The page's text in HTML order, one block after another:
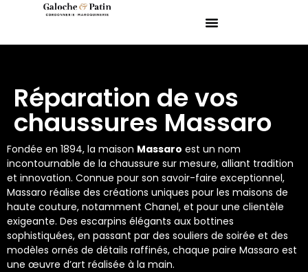
Réparation de vos
chaussures Massaro
Fondée en 1894, la maison Massaro est un nom
incontournable de la chaussure sur mesure, alliant tradition
et innovation. Connue pour son savoir-faire exceptionnel,
Massaro réalise des créations uniques pour les maisons de
haute couture, notamment Chanel, et pour une clientèle
exigeante. Des escarpins élégants aux bottines
sophistiquées, en passant par des souliers de soirée et des
modèles ornés de détails raffinés, chaque paire Massaro est
une œuvre d’art réalisée à la main.